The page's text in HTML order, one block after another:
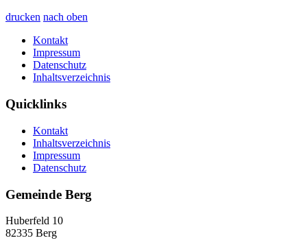
drucken nach oben
Kontakt
Impressum
Datenschutz
Inhaltsverzeichnis
Quicklinks
Kontakt
Inhaltsverzeichnis
Impressum
Datenschutz
Gemeinde Berg
Huberfeld 10
82335 Berg